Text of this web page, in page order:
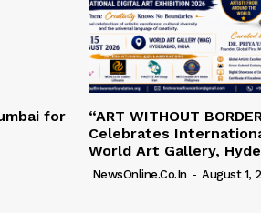
for
“ART WITHOUT
Celebrates
World Art Gallery,
NewsOnline.co.in - August 1,